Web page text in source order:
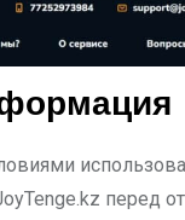
перед